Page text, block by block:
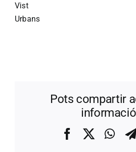
Vist
Urbans
Pots compartir
Facebook